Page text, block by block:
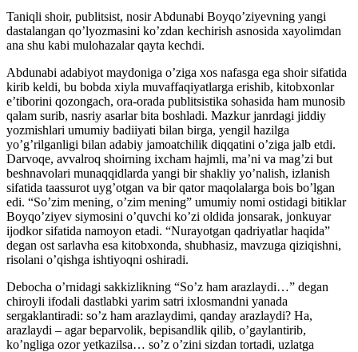
Taniqli shoir, publitsist, nosir Abdunabi Boyqo’ziyevning yangi
dastalangan qo’lyozmasini ko’zdan kechirish asnosida xayolimdan
ana shu kabi mulohazalar qayta kechdi.
Abdunabi adabiyot maydoniga o’ziga xos nafasga ega shoir sifatida
kirib keldi, bu bobda xiyla muvaffaqiyatlarga erishib, kitobxonlar
e’tiborini qozongach, ora-orada publitsistika sohasida ham munosib
qalam surib, nasriy asarlar bita boshladi. Mazkur janrdagi jiddiy
yozmishlari umumiy badiiyati bilan birga, yengil hazilga
yo’g’rilganligi bilan adabiy jamoatchilik diqqatini o’ziga jalb etdi.
Darvoqe, avvalroq shoirning ixcham hajmli, ma’ni va mag’zi but
beshnavolari munaqqidlarda yangi bir shakliy yo’nalish, izlanish
sifatida taassurot uyg’otgan va bir qator maqolalarga bois bo’lgan
edi. “So’zim mening, o’zim mening” umumiy nomi ostidagi bitiklar
Boyqo’ziyev siymosini o’quvchi ko’zi oldida jonsarak, jonkuyar
ijodkor sifatida namoyon etadi. “Nurayotgan qadriyatlar haqida”
degan ost sarlavha esa kitobxonda, shubhasiz, mavzuga qiziqishni,
risolani o’qishga ishtiyoqni oshiradi.
Debocha o’rnidagi sakkizlikning “So’z ham arazlaydi…” degan
chiroyli ifodali dastlabki yarim satri ixlosmandni yanada
sergaklantiradi: so’z ham arazlaydimi, qanday arazlaydi? Ha,
arazlaydi – agar beparvolik, bepisandlik qilib, o’gaylantirib,
ko’ngliga ozor yetkazilsa… so’z o’zini sizdan tortadi, uzlatga